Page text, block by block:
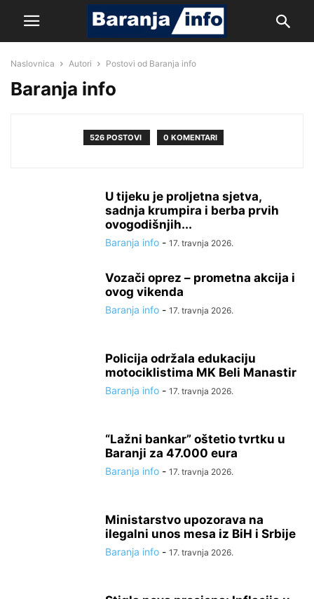
Naslovnica Autori Postovi od Baranja info
Baranja info
526 POSTOVI 0 KOMENTARI
U tijeku je proljetna sjetva,
sadnja krumpira i berba prvih
ovogodišnjih...
Baranja info - 17. travnja 2026.
Vozači oprez – prometna akcija i
ovog vikenda
Baranja info - 17. travnja 2026.
Policija održala edukaciju
motociklistima MK Beli Manastir
Baranja info - 17. travnja 2026.
“Lažni bankar” oštetio tvrtku u
Baranji za 47.000 eura
Baranja info - 17. travnja 2026.
Ministarstvo upozorava na
ilegalni unos mesa iz BiH i Srbije
Baranja info - 17. travnja 2026.